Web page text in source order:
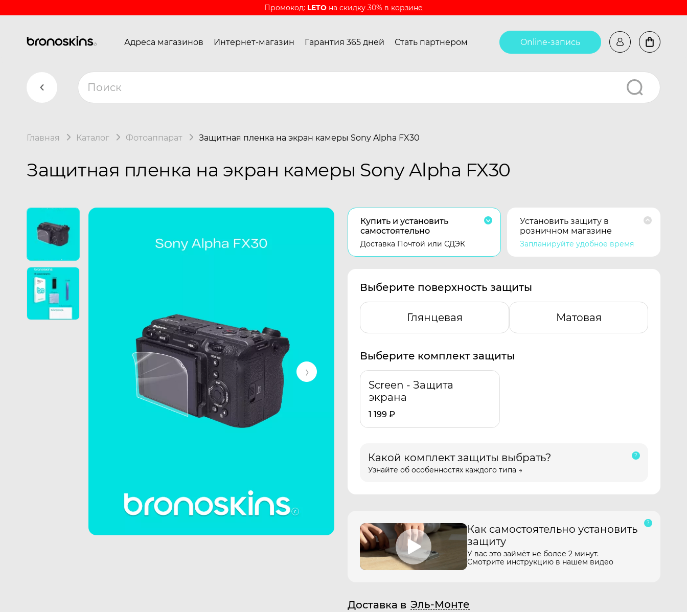
Промокод: LETO на скидку 30% в корзине
Адреса магазинов Интернет-магазин Гарантия 365 дней Стать партнером Online-запись
Главная Каталог Фотоаппарат Защитная пленка на экран камеры Sony Alpha FX30
Защитная пленка на экран камеры Sony Alpha FX30
Купить и установить
самостоятельно
Доставка Почтой или СДЭК
Установить защиту в
розничном магазине
Запланируйте удобное время
Выберите поверхность защиты
Глянцевая Матовая
Выберите комплект защиты
Screen - Защита
экрана
1 199 ₽
Какой комплект защиты выбрать?
Узнайте об особенностях каждого типа →
Как самостоятельно установить
защиту
У вас это займёт не более 2 минут.
Смотрите инструкцию в нашем видео
Доставка в Эль-Монте